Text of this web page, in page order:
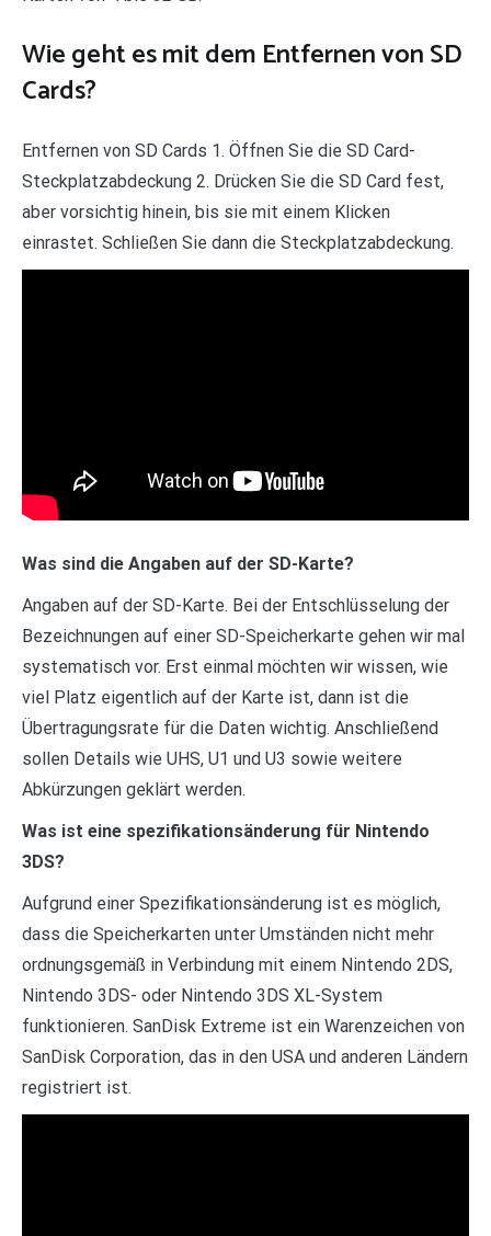
Wie geht es mit dem Entfernen von SD
Cards?
Entfernen von SD Cards 1. Öffnen Sie die SD Card-
Steckplatzabdeckung 2. Drücken Sie die SD Card fest,
aber vorsichtig hinein, bis sie mit einem Klicken
einrastet. Schließen Sie dann die Steckplatzabdeckung.
Was sind die Angaben auf der SD-Karte?
Angaben auf der SD-Karte. Bei der Entschlüsselung der
Bezeichnungen auf einer SD-Speicherkarte gehen wir mal
systematisch vor. Erst einmal möchten wir wissen, wie
viel Platz eigentlich auf der Karte ist, dann ist die
Übertragungsrate für die Daten wichtig. Anschließend
sollen Details wie UHS, U1 und U3 sowie weitere
Abkürzungen geklärt werden.
Was ist eine spezifikationsänderung für Nintendo
3DS?
Aufgrund einer Spezifikationsänderung ist es möglich,
dass die Speicherkarten unter Umständen nicht mehr
ordnungsgemäß in Verbindung mit einem Nintendo 2DS,
Nintendo 3DS- oder Nintendo 3DS XL-System
funktionieren. SanDisk Extreme ist ein Warenzeichen von
SanDisk Corporation, das in den USA und anderen Ländern
registriert ist.